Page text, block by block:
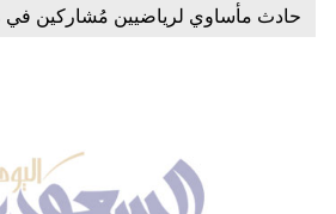
حادث مأساوي لرياضيين مُشاركين في